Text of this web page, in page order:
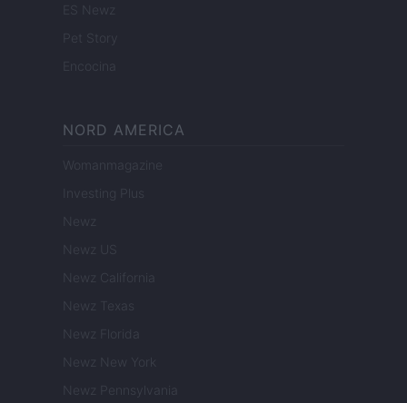
ES Newz
Encocina
NORD AMERICA
Womanmagazine
Investing Plus
Newz
Newz US
Newz California
Newz Texas
Newz Florida
Newz New York
Newz Pennsylvania